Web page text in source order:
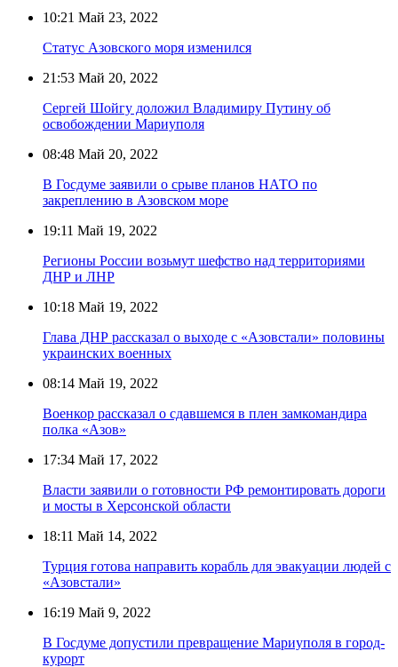
10:21 Май 23, 2022
Статус Азовского моря изменился
21:53 Май 20, 2022
Сергей Шойгу доложил Владимиру Путину об
освобождении Мариуполя
08:48 Май 20, 2022
В Госдуме заявили о срыве планов НАТО по
закреплению в Азовском море
19:11 Май 19, 2022
Регионы России возьмут шефство над территориями
ДНР и ЛНР
10:18 Май 19, 2022
Глава ДНР рассказал о выходе с «Азовстали» половины
украинских военных
08:14 Май 19, 2022
Военкор рассказал о сдавшемся в плен замкомандира
полка «Азов»
17:34 Май 17, 2022
Власти заявили о готовности РФ ремонтировать дороги
и мосты в Херсонской области
18:11 Май 14, 2022
Турция готова направить корабль для эвакуации людей с
«Азовстали»
16:19 Май 9, 2022
В Госдуме допустили превращение Мариуполя в город-
курорт